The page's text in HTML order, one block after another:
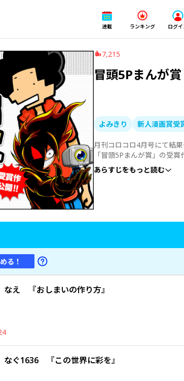
連載 ランキング ログ
7,215
冒頭5Pまんが
よみきり 新人漫画賞受
月刊コロコロ4月号にて結
「冒頭5Pまんが賞」の受賞
あらすじをもっと読む
る！
え 『おしまいの作り方』
ぐ1636 『この世界に彩を』